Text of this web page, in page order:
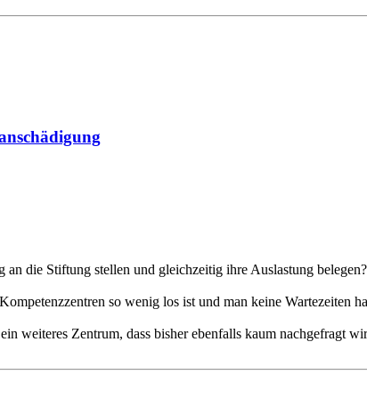
die Stiftung stellen und gleichzeitig ihre Auslastung belegen?
so wenig los ist und man keine Wartezeiten
weiteres Zentrum, dass bisher ebenfalls kaum nachgefragt